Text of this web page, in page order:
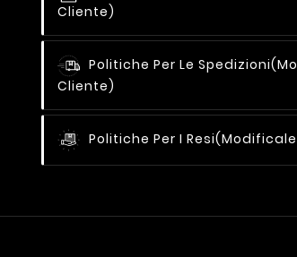
Cliente)
Politiche Per Le Spedizioni
Cliente)
Politiche Per I Resi(modificale